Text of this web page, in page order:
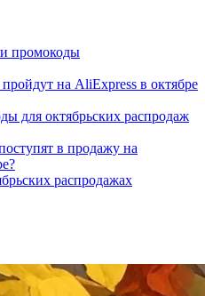
промокоды
на AliExpress в октябре
для октябрьских распродаж
в продажу на
распродажах